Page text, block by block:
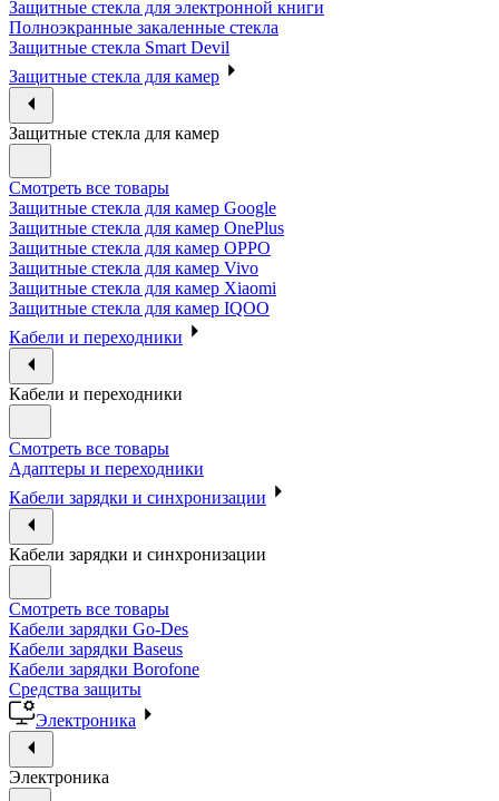
Защитные стекла для электронной книги
Полноэкранные закаленные стекла
Защитные стекла Smart Devil
Защитные стекла для камер
Защитные стекла для камер
Смотреть все товары
Защитные стекла для камер Google
Защитные стекла для камер OnePlus
Защитные стекла для камер OPPO
Защитные стекла для камер Vivo
Защитные стекла для камер Xiaomi
Защитные стекла для камер IQOO
Кабели и переходники
Кабели и переходники
Смотреть все товары
Адаптеры и переходники
Кабели зарядки и синхронизации
Кабели зарядки и синхронизации
Смотреть все товары
Кабели зарядки Go-Des
Кабели зарядки Baseus
Кабели зарядки Borofone
Средства защиты
Электроника
Электроника